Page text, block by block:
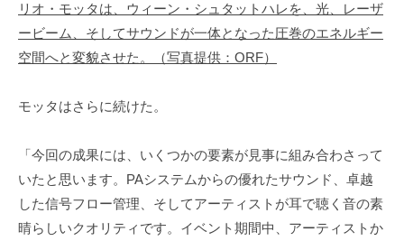
リオ・モッタは、ウィーン・シュタットハレを、光、レーザ
ービーム、そしてサウンドが一体となった圧巻のエネルギー
空間へと変貌させた。（写真提供：ORF）
モッタはさらに続けた。
「今回の成果には、いくつかの要素が見事に組み合わさって
いたと思います。PAシステムからの優れたサウンド、卓越
した信号フロー管理、そしてアーティストが耳で聴く音の素
晴らしいクオリティです。イベント期間中、アーティストか